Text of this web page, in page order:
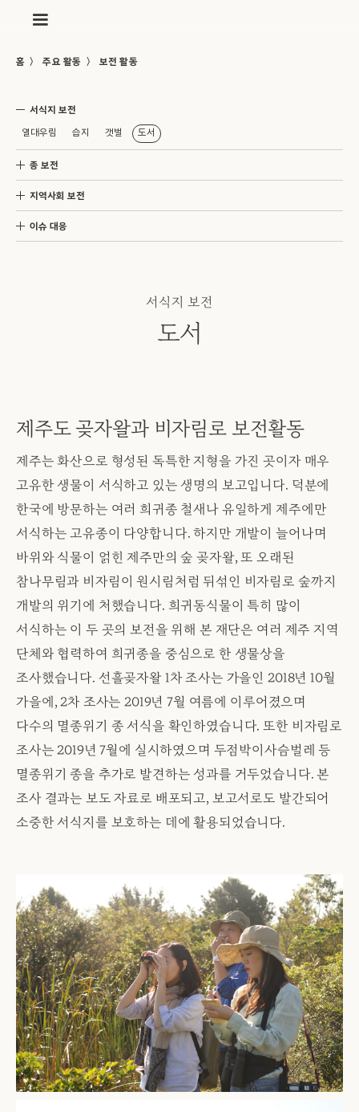
홈 〉 주요 활동 〉 보전 활동
서식지 보전
열대우림 습지 갯벌 도서
종 보전
지역사회 보전
이슈 대응
서식지 보전
도서
제주도 곶자왈과 비자림로 보전활동
제주는 화산으로 형성된 독특한 지형을 가진 곳이자 매우
고유한 생물이 서식하고 있는 생명의 보고입니다. 덕분에
한국에 방문하는 여러 희귀종 철새나 유일하게 제주에만
서식하는 고유종이 다양합니다. 하지만 개발이 늘어나며
바위와 식물이 얽힌 제주만의 숲 곶자왈, 또 오래된
참나무림과 비자림이 원시림처럼 뒤섞인 비자림로 숲까지
개발의 위기에 처했습니다. 희귀동식물이 특히 많이
서식하는 이 두 곳의 보전을 위해 본 재단은 여러 제주 지역
단체와 협력하여 희귀종을 중심으로 한 생물상을
조사했습니다. 선흘곶자왈 1차 조사는 가을인 2018년 10월
가을에, 2차 조사는 2019년 7월 여름에 이루어졌으며
다수의 멸종위기 종 서식을 확인하였습니다. 또한 비자림로
조사는 2019년 7월에 실시하였으며 두점박이사슴벌레 등
멸종위기 종을 추가로 발견하는 성과를 거두었습니다. 본
조사 결과는 보도 자료로 배포되고, 보고서로도 발간되어
소중한 서식지를 보호하는 데에 활용되었습니다.